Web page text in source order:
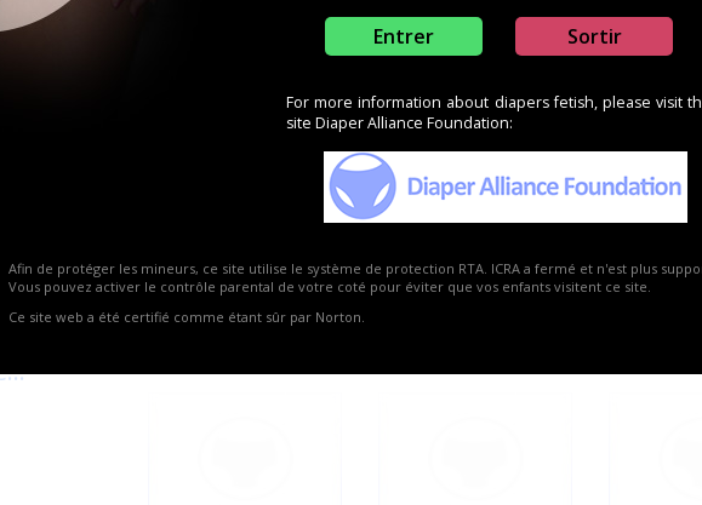
Entrer Sortir
For more information about diapers fetish, please visit
site Diaper Alliance Foundation:
Afin de protéger les mineurs, ce site utilise le système de protection RTA. ICRA a fermé et n'est plus
Vous pouvez activer le contrôle parental de votre coté pour éviter que vos enfants visitent ce site.
Ce site web a été certifié comme étant sûr par Norton.
0 0 0 0 1 3